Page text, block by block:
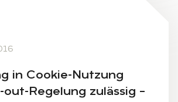
in Coo­kie-Nut­zung
Re­ge­lung zu­läs­sig –